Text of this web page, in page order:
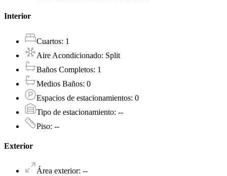
Interior
Cuartos: 1
Aire Acondicionado: Split
Baños Completos: 1
Medios Baños: 0
Espacios de estacionamientos: 0
Tipo de estacionamiento: --
Piso: --
Exterior
Área exterior: --